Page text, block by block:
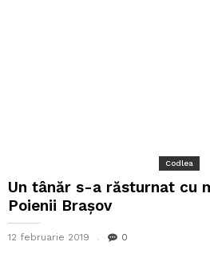
Codlea
Un tânăr s-a răsturnat cu
Poienii Brașov
12 februarie 2019 0